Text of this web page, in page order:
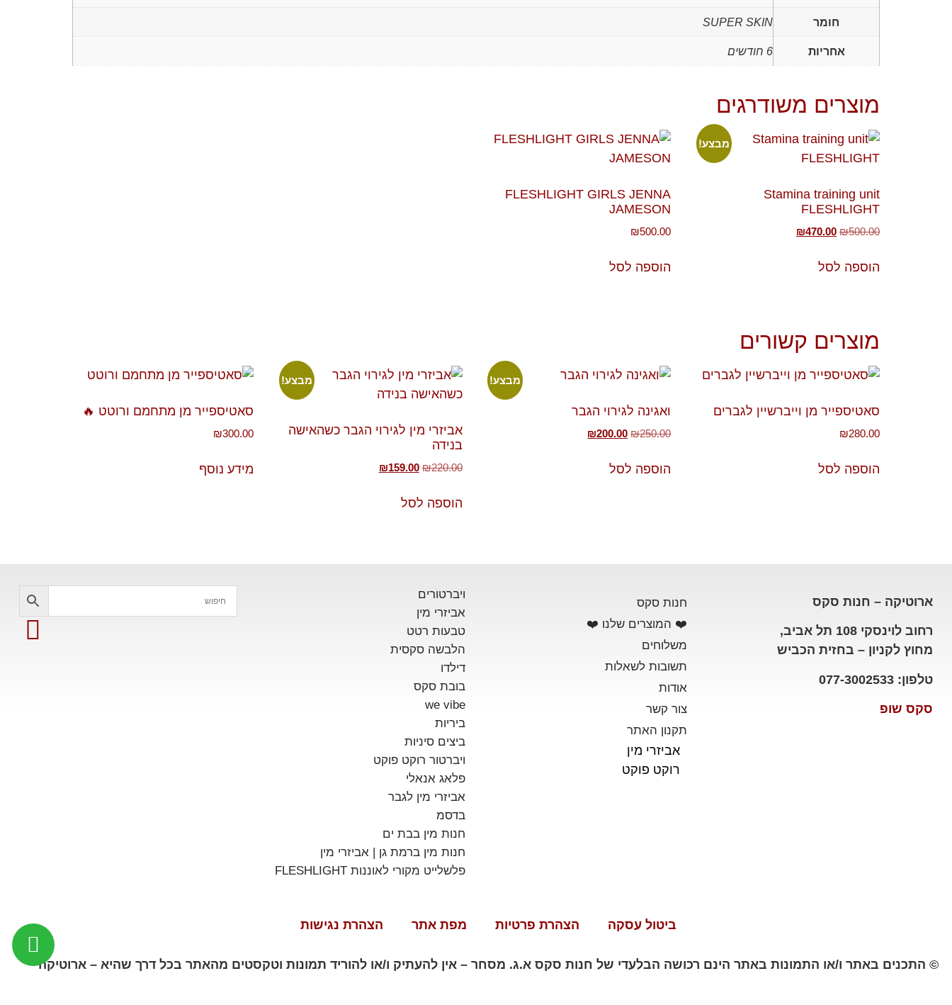
חומר SUPER SKIN
אחריות 6 חודשים
מוצרים משודרגים
מבצע!
Stamina training unit
FLESHLIGHT
₪500.00
₪470.00
הוספה לסל
FLESHLIGHT GIRLS JENNA
JAMESON
₪500.00
הוספה לסל
מוצרים קשורים
סאטיספייר מן וייברשיין לגברים
₪280.00
הוספה לסל
מבצע!
ואגינה לגירוי הגבר
₪250.00
₪200.00
הוספה לסל
מבצע!
אביזרי מין לגירוי הגבר כשהאישה
בנידה
₪220.00
₪159.00
הוספה לסל
סאטיספייר מן מתחמם ורוטט 🔥
₪300.00
מידע נוסף
ארוטיקה – חנות סקס
רחוב לוינסקי 108 תל אביב,
מחוץ לקניון – בחזית הכביש
טלפון: 077-3002533
סקס שופ
חנות סקס
❤️ המוצרים שלנו ❤️
משלוחים
תשובות לשאלות
אודות
צור קשר
תקנון האתר
אביזרי מין
רוקט פוקט
ויברטורים
אביזרי מין
טבעות רטט
הלבשה סקסית
דילדו
בובת סקס
we vibe
ביריות
ביצים סיניות
ויברטור רוקט פוקט
פלאג אנאלי
אביזרי מין לגבר
בדסמ
חנות מין בבת ים
חנות מין ברמת גן | אביזרי מין
פלשלייט מקורי לאוננות FLESHLIGHT
ביטול עסקה הצהרת פרטיות מפת אתר הצהרת נגישות
© התכנים באתר ו/או התמונות באתר הינם רכושה הבלעדי של חנות סקס א.ג. מסחר – אין להעתיק ו/או להוריד תמונות וטקסטים מהאתר בכל דרך שהיא – ארוטיקה